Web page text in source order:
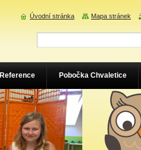
Reference Pobočka Chvaletice
Úvodní stránka Mapa stránek